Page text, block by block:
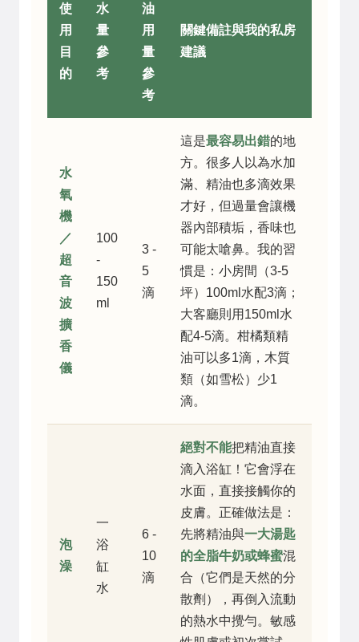
使
用
目
的
水
量
參
考
油
用
量
參
考
關鍵備註與我的私房
建議
水
氧
機
／
超
音
波
擴
香
儀
100
-
150
ml
3 -
5
滴
這是最容易出錯的地
方。很多人以為水加
滿、精油也多滴效果
才好，但過量會讓機
器內部積垢，香味也
可能太嗆鼻。我的習
慣是：小房間（3-5
坪）100ml水配3滴；
大客廳則用150ml水
配4-5滴。柑橘類精
油可以多1滴，木質
類（如雪松）少1
滴。
泡
澡
一
浴
缸
水
6 -
10
滴
絕對不能把精油直接
滴入浴缸！它會浮在
水面，直接接觸你的
皮膚。正確做法是：
先將精油與一大湯匙
的全脂牛奶或蜂蜜混
合（它們是天然的分
散劑），再倒入流動
的熱水中攪勻。敏感